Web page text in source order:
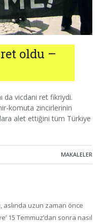
oldu –
da vicdani ret fikriydi.
komuta zincirlerinin
alet ettiğini tüm Türkiye
MAKALELER
aslında uzun zaman önce
15 Temmuz’dan sonra nasıl